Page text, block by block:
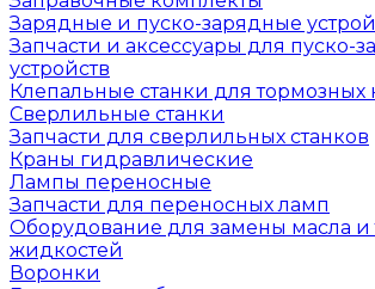
Зарядные и пуско-зарядные
Запчасти и аксессуары для пуско-
устройств
Клепальные станки для тормозных
Сверлильные станки
Запчасти для сверлильных станков
Краны гидравлические
Лампы переносные
Запчасти для переносных ламп
Оборудование для замены масла и
жидкостей
Воронки